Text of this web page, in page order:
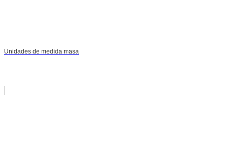
Unidades de medida masa